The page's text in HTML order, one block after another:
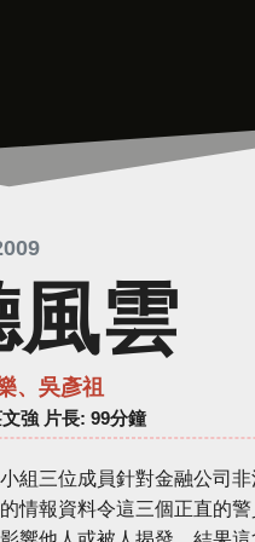
雲
、吳彥祖
強 片長: 99分鐘
組三位成員針對金融公司
情報資料令這三個正直的